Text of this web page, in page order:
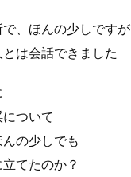
、ほんの少しですが
は会話できました
ついて
の少しでも
てたのか？